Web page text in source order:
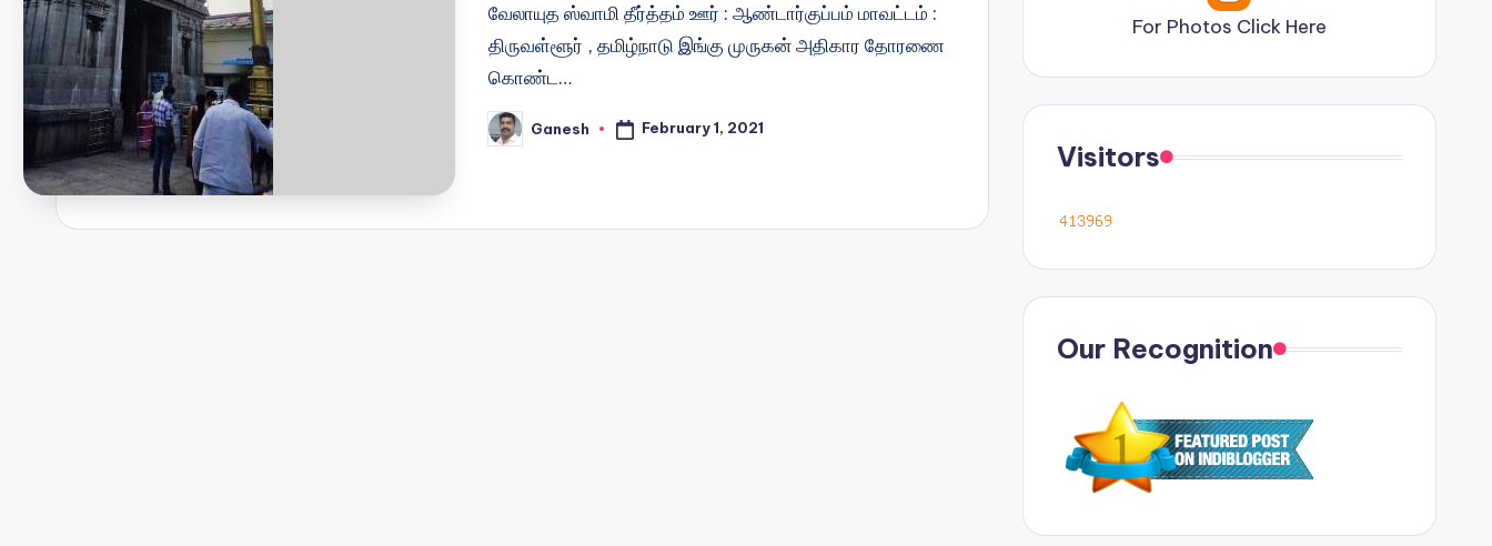
வேலாயுத ஸ்வாமி தீர்த்தம் ஊர் : ஆண்டார்குப்பம் மாவட்டம் :
திருவள்ளூர் , தமிழ்நாடு இங்கு முருகன் அதிகார தோரணை
கொண்ட…
Posted
by
Ganesh February 1, 2021
For Photos Click Here
Visitors
Our Recognition